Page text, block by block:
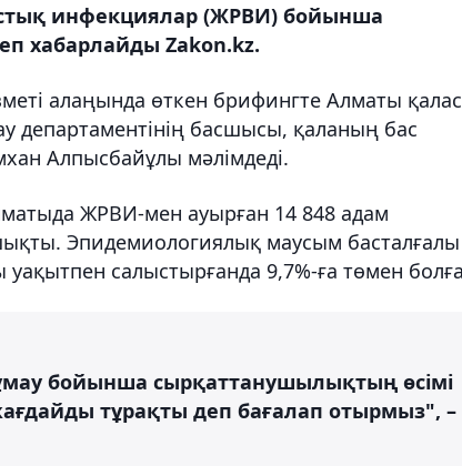
инфекциялар (ЖРВИ) бойынша
хабарлайды Zakon.kz.
алаңында өткен брифингте Алматы
департаментінің басшысы, қаланың бас
Алпысбайұлы мәлімдеді.
ЖРВИ-мен ауырған 14 848 адам
Эпидемиологиялық маусым басталғалы
салыстырғанда 9,7%-ға төмен
бойынша сырқаттанушылықтың өсімі
тұрақты деп бағалап отырмыз", –